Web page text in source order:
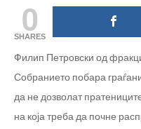
0
SHARES
Филип Петровски од
Собранието побара
да не дозволат
на која треба да почне